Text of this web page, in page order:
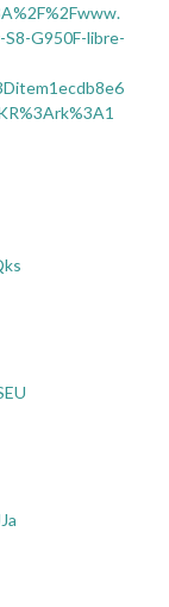
S8-G950F-libre-